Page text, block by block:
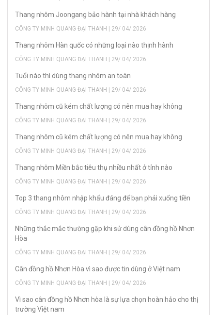
Thang nhôm Joongang bảo hành tại nhà khách hàng
CÔNG TY MINH QUANG ĐẠI THANH | 29/ 04/ 2026
Thang nhôm Hàn quốc có những loại nào thịnh hành
CÔNG TY MINH QUANG ĐẠI THANH | 29/ 04/ 2026
Tuổi nào thì dùng thang nhôm an toàn
CÔNG TY MINH QUANG ĐẠI THANH | 29/ 04/ 2026
Thang nhôm cũ kém chất lượng có nên mua hay không
CÔNG TY MINH QUANG ĐẠI THANH | 29/ 04/ 2026
Thang nhôm cũ kém chất lượng có nên mua hay không
CÔNG TY MINH QUANG ĐẠI THANH | 29/ 04/ 2026
Thang nhôm Miền bắc tiêu thụ nhiều nhất ở tỉnh nào
CÔNG TY MINH QUANG ĐẠI THANH | 29/ 04/ 2026
Top 3 thang nhôm nhập khẩu đáng để bạn phải xuống tiền
CÔNG TY MINH QUANG ĐẠI THANH | 29/ 04/ 2026
Những thắc mắc thường gặp khi sử dùng cân đồng hồ Nhơn
Hòa
CÔNG TY MINH QUANG ĐẠI THANH | 29/ 04/ 2026
Cân đồng hồ Nhơn Hòa vì sao được tin dùng ở Việt nam
CÔNG TY MINH QUANG ĐẠI THANH | 29/ 04/ 2026
Vì sao cân đồng hồ Nhơn hòa là sự lựa chọn hoàn hảo cho thị
trường Việt nam